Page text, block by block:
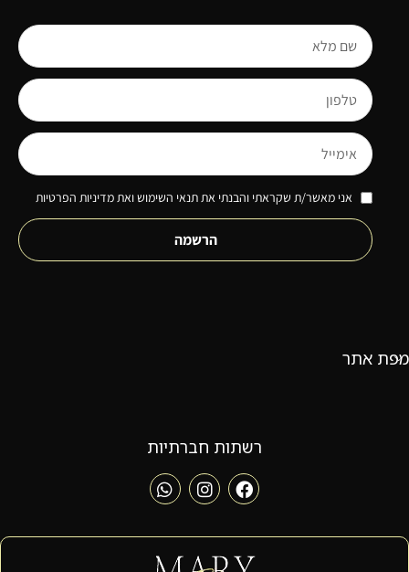
אני מאשר/ת שקראתי והבנתי את תנאי השימוש ואת מדיניות הפרטיות
הרשמה
מפת אתר
רשתות חברתיות